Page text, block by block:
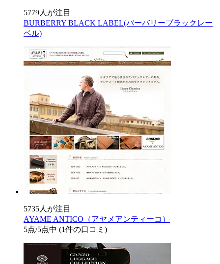
5779人が注目
BURBERRY BLACK LABEL(バーバリーブラックレー
ベル)
5735人が注目
AYAME ANTICO（アヤメアンティーコ）
5点/5点中 (1件の口コミ)